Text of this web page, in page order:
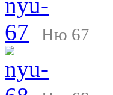
Ню 67